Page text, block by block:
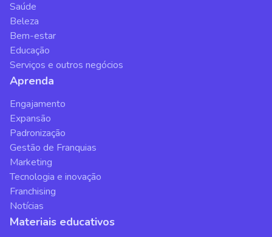
Saúde
Beleza
Bem-estar
Educação
Serviços e outros negócios
Aprenda
Engajamento
Expansão
Padronização
Gestão de Franquias
Marketing
Tecnologia e inovação
Franchising
Notícias
Materiais educativos